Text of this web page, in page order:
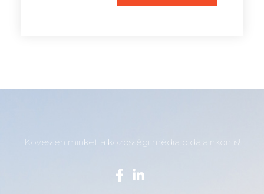
Kövessen minket a közösségi média oldalainkon is!